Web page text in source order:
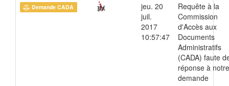
Demande CADA
jeu. 20
juil.
2017
10:57:47
Requête à la
Commission
d'Accès aux
Documents
Administratifs
(CADA) faute
réponse à notre
demande